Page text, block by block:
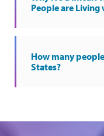
People are Living
How many
States?